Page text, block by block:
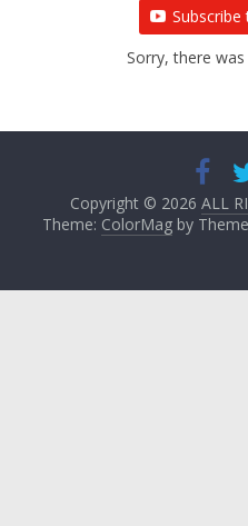
Sorry, there
Copyright © 2026 ALL
Theme: ColorMagby